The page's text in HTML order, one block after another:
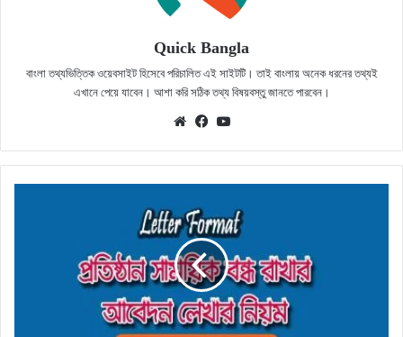
Quick Bangla
বাংলা তথ্যভিত্তিক ওয়েবসাইট হিসেবে পরিচালিত এই সাইটটি। তাই বাংলায় অনেক ধরনের তথ্যই
এখানে পেয়ে যাবেন। আশা করি সঠিক তথ্য বিষয়বস্তু জানতে পারবেন।
WebsiteFacebook